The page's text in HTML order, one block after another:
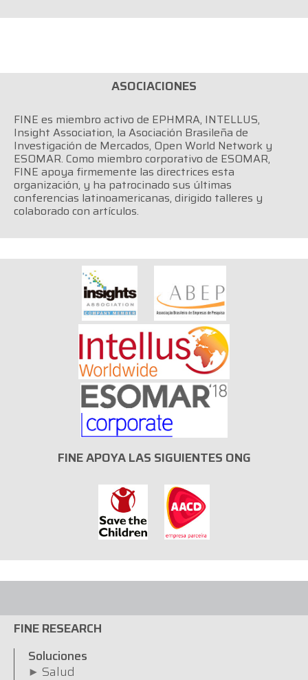
ASOCIACIONES
FINE es miembro activo de EPHMRA, INTELLUS,
Insight Association, la Asociación Brasileña de
Investigación de Mercados, Open World Network y
ESOMAR. Como miembro corporativo de ESOMAR,
FINE apoya firmemente las directrices esta
organización, y ha patrocinado sus últimas
conferencias latinoamericanas, dirigido talleres y
colaborado con artículos.
FINE APOYA LAS SIGUIENTES ONG
FINE RESEARCH
Soluciones
Salud